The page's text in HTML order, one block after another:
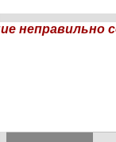
неправильно